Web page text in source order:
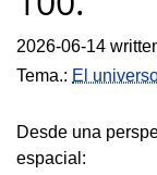
2026-06-14
Tema.: El
Desde una
espacial: